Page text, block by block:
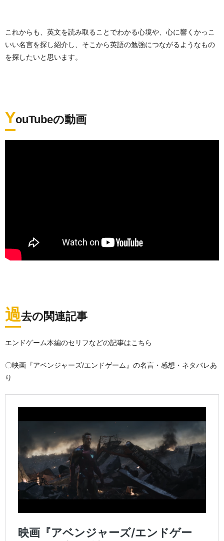
これからも、英文を読み取ることでわかる心境や、心に響くかっこ
いい名言を探し紹介し、そこから英語の勉強につながるようなもの
を探したいと思います。
YouTubeの動画
過去の関連記事
エンドゲーム本編のセリフなどの記事はこちら
〇映画『アベンジャーズ/エンドゲーム』の名言・感想・ネタバレあ
り